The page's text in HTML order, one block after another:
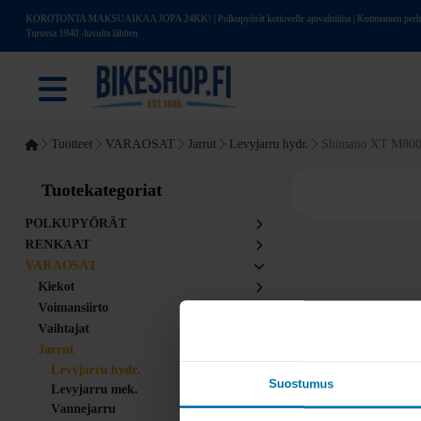
Suostumus
KOROTONTA MAKSUAIKAA JOPA 24KK! | Polkupyörät kotiovelle ajovalmiina | Kotimainen
Turussa 1940 -luvulta lähtien
Tuotteet VARAOSAT Jarrut Levyjarru hydr. Shimano XT
Tuotekategoriat
POLKUPYÖRÄT
RENKAAT
VARAOSAT
Kiekot
Voimansiirto
Vaihtajat
Jarrut
Levyjarru hydr.
Levyjarru mek.
Vannejarru